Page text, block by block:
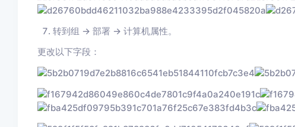
转到组 → 部署 → 计算机属性。
更改以下字段：